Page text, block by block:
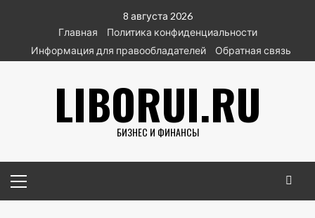
содержимому
8 августа 2026
Главная
Политика конфиденциальности
Информация для правообладателей
Обратная связь
LIBORUI.RU
БИЗНЕС И ФИНАНСЫ
меню